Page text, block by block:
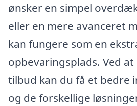
ønsker en simpel
eller en mere avanceret
kan fungere som en
opbevaringsplads. Ved
tilbud kan du få et bedre
og de forskellige